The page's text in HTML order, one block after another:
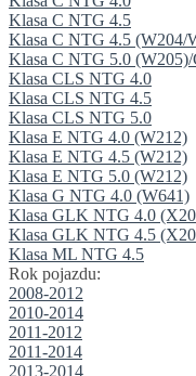
Klasa C NTG 4.5
Klasa C NTG 4.5 (W204/
Klasa C NTG 5.0
Klasa CLS NTG 4.0
Klasa CLS NTG 4.5
Klasa CLS NTG 5.0
Klasa E NTG 4.0 (W212)
Klasa E NTG 4.5 (W212)
Klasa E NTG 5.0 (W212)
Klasa G NTG 4.0 (W641)
Klasa GLK NTG 4.0
Klasa GLK NTG 4.5
Klasa ML NTG 4.5
Rok pojazdu:
2008-2012
2010-2014
2011-2012
2011-2014
2013-2014